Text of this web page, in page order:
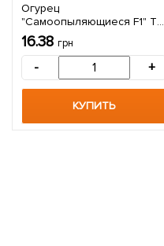
Огурец
"Самоопыляющиеся F1" ТМ
"Весна" 0.25г
(самоопыляемый)
16.38 грн
- +
КУПИТЬ